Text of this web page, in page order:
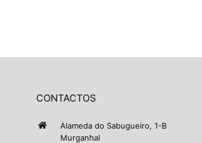
CONTACTOS
Alameda do Sabugueiro, 1-B
Murganhal